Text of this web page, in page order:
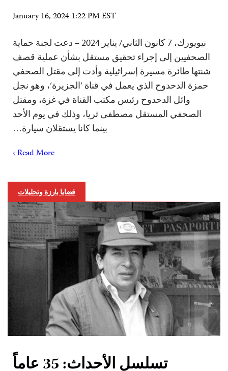
January 16, 2024 1:22 PM EST
نيويورك، 7 كانون الثاني/ يناير 2024 – دعت لجنة حماية
الصحفيين إلى إجراء تحقيق مستقل بشأن عملية قصف
شنتها طائرة مسيرة إسرائيلية وأدت إلى مقتل الصحفي
حمزة الدحدوح الذي يعمل في قناة ’الجزيرة‘، وهو نجل
وائل الدحدوح رئيس مكتب القناة في غزة، ومقتل
الصحفي المستقل مصطفى ثريا، وذلك في يوم الأحد
بينما كانا يستقلان سيارة…
Read More ›
قضايا بارزة وتحليلات
تسلسل الأحداث: 35 عاماً